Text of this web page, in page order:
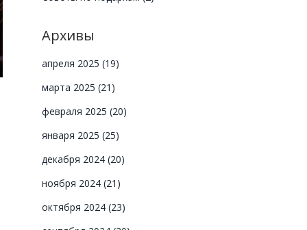
Архивы
апреля 2025 (19)
марта 2025 (21)
февраля 2025 (20)
января 2025 (25)
декабря 2024 (20)
ноября 2024 (21)
октября 2024 (23)